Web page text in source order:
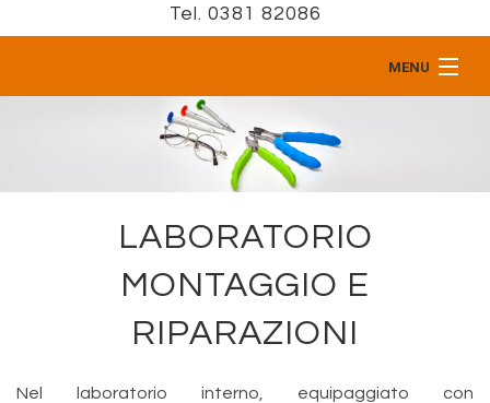
Tel. 0381 82086
MENU
Home
Servizi
Consigli utili
Promozioni
LABORATORIO
MONTAGGIO E
RIPARAZIONI
Nel laboratorio interno, equipaggiato con